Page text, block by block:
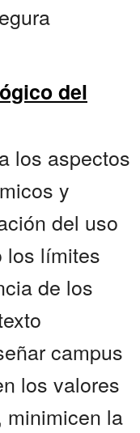
del
los aspectos
y
del uso
los límites
de los
campus
los valores
minimicen la